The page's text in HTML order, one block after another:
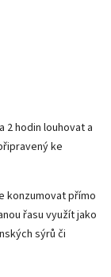
2 hodin louhovat a
ke
konzumovat přímo
řasu využít jako
sýrů či